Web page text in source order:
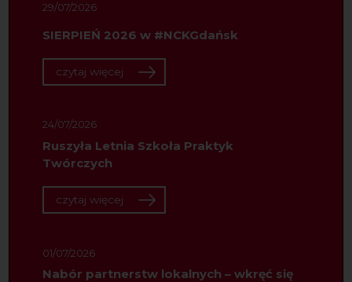
29/07/2026
SIERPIEŃ 2026 w #NCKGdańsk
czytaj więcej
24/07/2026
Ruszyła Letnia Szkoła Praktyk
Twórczych
czytaj więcej
01/07/2026
Nabór partnerstw lokalnych – wkręć się